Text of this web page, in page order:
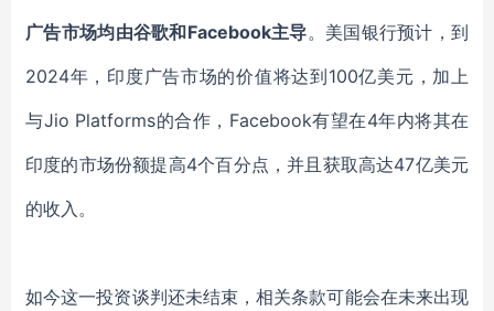
广告市场均由谷歌和Facebook主导。美国银行预计，到
2024年，印度广告市场的价值将达到100亿美元，加上
与Jio Platforms的合作， Facebook有望在4年内将其在
印度的市场份额提高4个百分点，并且获取高达47亿美元
的收入。
如今这一投资谈判还未结束，相关条款可能会在未来出现